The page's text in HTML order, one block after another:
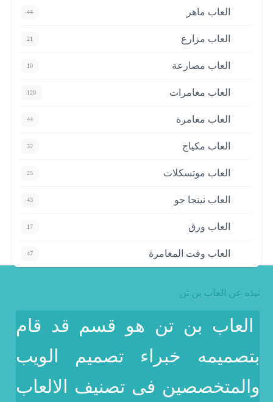
العاب ماهر 44
العاب مزارع 21
العاب مصارعة 10
العاب مغامرات 120
العاب مغامرة 44
العاب مكياج 32
العاب موتسكلات 25
العاب نينجا جو 43
العاب ورق 17
العاب وقت المغامرة 47
نبذه عن العاب بن تن
العاب بن تن هو قسم قد قام
بتصميمه خبراء تصميم الويب
والمتخصصين فى تصنيف الالعاب